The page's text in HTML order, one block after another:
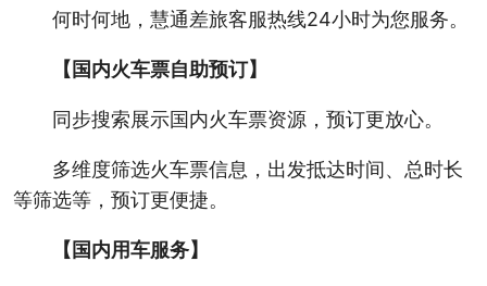
何时何地，慧通差旅客服热线24小时为您服务。
【国内火车票自助预订】
同步搜索展示国内火车票资源，预订更放心。
多维度筛选火车票信息，出发抵达时间、总时长
等筛选等，预订更便捷。
【国内用车服务】